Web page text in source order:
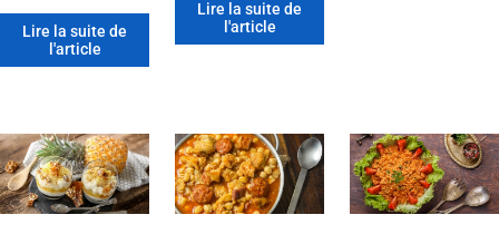
Lire la suite de
l'article
Lire la suite de
l'article